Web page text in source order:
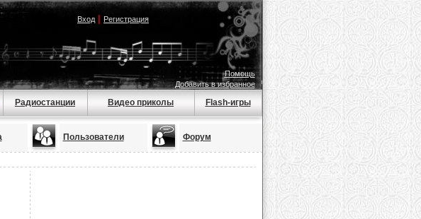
Вход| Регистрация
Помощь
Добавить в избранное
Радиостанции Видео приколы Flash-игры
Пользователи Форум